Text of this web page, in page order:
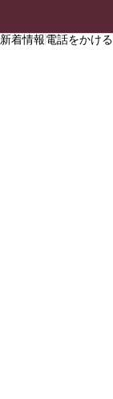
新着情報電話をかける